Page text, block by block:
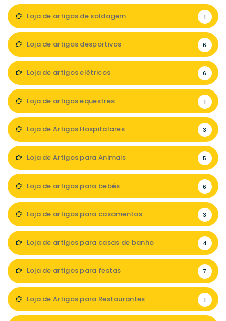
Loja de artigos de soldagem 1
Loja de artigos desportivos 6
Loja de artigos elétricos 6
Loja de artigos equestres 1
Loja de Artigos Hospitalares 3
Loja de Artigos para Animais 5
Loja de artigos para bebés 6
Loja de artigos para casamentos 3
Loja de artigos para casas de banho 4
Loja de artigos para festas 7
Loja de Artigos para Restaurantes 1